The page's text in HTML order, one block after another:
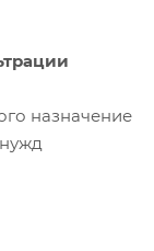
назначение